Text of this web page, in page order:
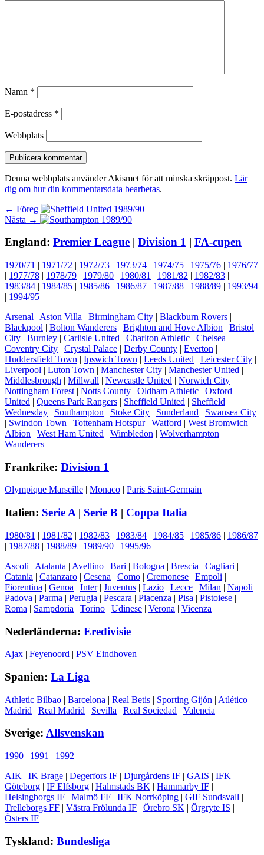
Namn *
E-postadress *
Webbplats
Denna webbplats använder Akismet för att minska skräppost. Lär
dig om hur din kommentarsdata bearbetas.
Inläggsnavigering
← Föreg Föregående
inlägg:
Nästa → Nästa
England: Premier League | Division 1 | FA-cupen
1970/71 | 1971/72 | 1972/73 | 1973/74 | 1974/75 | 1975/76 | 1976/77
| 1977/78 | 1978/79 | 1979/80 | 1980/81 | 1981/82 | 1982/83 |
1983/84 | 1984/85 | 1985/86 | 1986/87 | 1987/88 | 1988/89 | 1993/94
| 1994/95
Arsenal | Aston Villa | Birmingham City | Blackburn Rovers |
Blackpool | Bolton Wanderers | Brighton and Hove Albion | Bristol
City | Burnley | Carlisle United | Charlton Athletic | Chelsea |
Coventry City | Crystal Palace | Derby County | Everton |
Huddersfield Town | Ipswich Town | Leeds United | Leicester City |
Liverpool | Luton Town | Manchester City | Manchester United |
Middlesbrough | Millwall | Newcastle United | Norwich City |
Nottingham Forest | Notts County | Oldham Athletic | Oxford
United | Queens Park Rangers | Sheffield United | Sheffield
Wednesday | Southampton | Stoke City | Sunderland | Swansea City
| Swindon Town | Tottenham Hotspur| Watford | West Bromwich
Albion | West Ham United | Wimbledon | Wolverhampton
Wanderers
Frankrike: Division 1
Olympique Marseille | Monaco | Paris Saint-Germain
Italien: Serie A | Serie B | Coppa Italia
1980/81 | 1981/82 | 1982/83 | 1983/84 | 1984/85 | 1985/86 | 1986/87
| 1987/88 | 1988/89 | 1989/90 | 1995/96
Ascoli | Atalanta | Avellino | Bari | Bologna | Brescia | Cagliari |
Catania | Catanzaro | Cesena | Como | Cremonese | Empoli |
Fiorentina | Genoa | Inter| Juventus | Lazio | Lecce | Milan | Napoli |
Padova | Parma | Perugia | Pescara | Piacenza | Pisa | Pistoiese |
Roma | Sampdoria | Torino | Udinese | Verona | Vicenza
Nederländerna: Eredivisie
Ajax | Feyenoord | PSV Eindhoven
Spanien: La Liga
Athletic Bilbao | Barcelona | Real Betis | Sporting Gijón | Atlético
Madrid | Real Madrid | Sevilla | Real Sociedad | Valencia
Sverige: Allsvenskan
1990 | 1991 | 1992
AIK | IK Brage | Degerfors IF | Djurgårdens IF | GAIS | IFK
Göteborg | IF Elfsborg | Halmstads BK | Hammarby IF |
Helsingborgs IF | Malmö FF | IFK Norrköping | GIF Sundsvall |
Trelleborgs FF | Västra Frölunda IF | Örebro SK | Örgryte IS |
Östers IF
Tyskland: Bundesliga